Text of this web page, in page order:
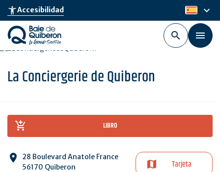
Skip
main
content
accessibility_newAccesibilidad es
keyboard_arrow_down
La Conciergerie de Quiberon
LIBRO
28 Boulevard Anatole France
56170 Quiberon
Tarjeta